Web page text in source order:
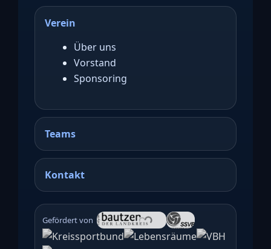
Verein
Über uns
Vorstand
Sponsoring
Teams
Kontakt
Gefördert von